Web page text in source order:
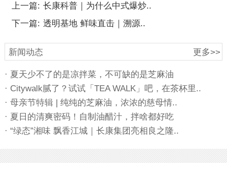
上一篇: 长康科普｜为什么中式爆炒..
下一篇: 透明基地 鲜味直击｜溯源..
新闻动态 更多>>
· 夏天少不了的是凉拌菜，不可缺的是芝麻油
· Citywalk腻了？试试「TEA WALK」吧，在茶杯里..
· 母亲节特辑 | 纯纯的芝麻油，浓浓的慈母情..
· 夏日的清爽密码！自制油醋汁，拌啥都好吃
· “绿态”湘味 飘香江城｜长康集团亮相良之隆..